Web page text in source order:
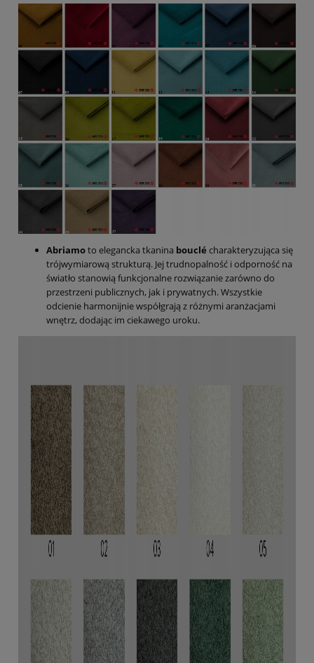
Abriamoto elegancka tkanina bouclé charakteryzująca się
trójwymiarową strukturą. Jej trudnopalność i odporność na
światło stanowią funkcjonalne rozwiązanie zarówno do
przestrzeni publicznych, jak i prywatnych. Wszystkie
odcienie harmonijnie współgrają z różnymi aranżacjami
wnętrz, dodając im ciekawego uroku.